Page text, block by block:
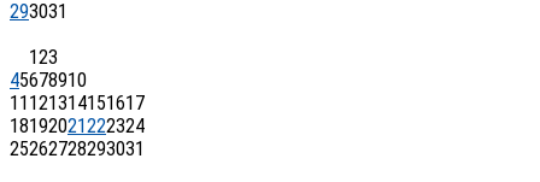
293031
123
45678910
11 121314151617
18192021222324
25262728293031